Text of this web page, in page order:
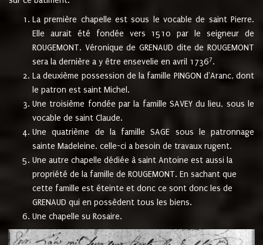
La première chapelle est sous le vocable de saint Pierre.
Elle aurait été fondée vers 1510 par le seigneur de
ROUGEMONT. Véronique de GRENAUD dite de ROUGEMONT
sera la dernière a y être ensevelie en avril 17367.
La deuxième possession de la famille PINGON d'Aranc, dont
le patron est saint Michel.
Une troisième fondée par la famille SAVEY du lieu, sous le
vocable de saint Claude.
Une quatrième de la famille SAGE sous le patronnage
sainte Madeleine. celle-ci a besoin de travaux rugent.
Une autre chapelle dédiée à saint Antoine est aussi la
propriété de la famille de ROUGEMONT. En sachant que
cette famille est éteinte et donc ce sont donc les de
GRENAUD qui en possèdent tous les biens.
Une chapelle su Rosaire.